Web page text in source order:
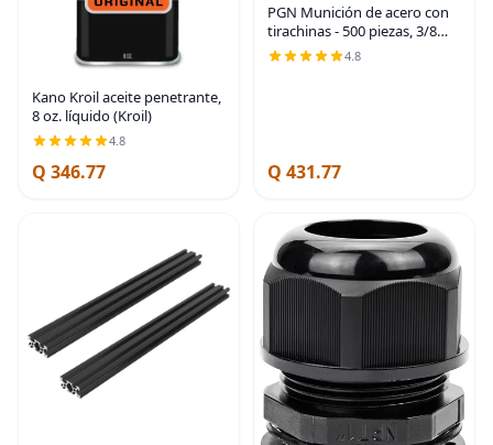
Kano Kroil aceite penetrante,
8 oz. líquido (Kroil)
4.8
Q 346.77
PGN Munición de acero con
tirachinas - 500 piezas, 3/8
pulgadas (calibre 0.375
pulgadas), práctica recta y
4.8
Q 431.77